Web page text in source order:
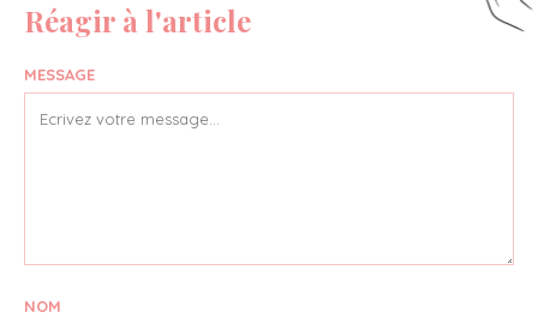
Réagir à l'article
MESSAGE
NOM